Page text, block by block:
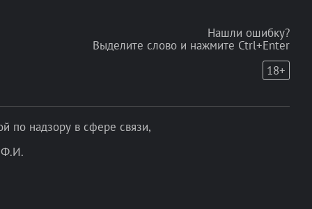
Нашли ошибку?
Выделите слово и нажмите Ctrl+Enter
18+
по надзору в сфере связи,
Ф.И.